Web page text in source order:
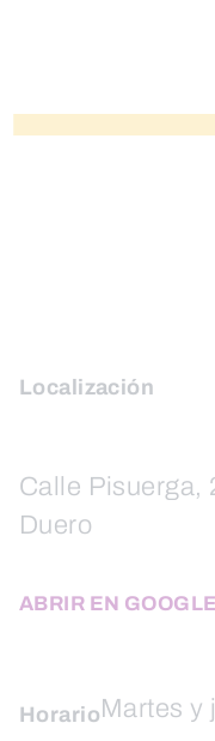
Localización
Calle Pisuerga,
Duero
ABRIR EN
HorarioMartes y